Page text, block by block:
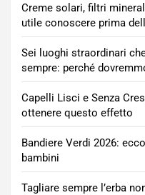
Creme solari, filtri
utile conoscere prima
Sei luoghi straordinari
sempre: perché
Capelli Lisci e Senza
ottenere questo effetto
Bandiere Verdi 2026:
bambini
Tagliare sempre l’erba